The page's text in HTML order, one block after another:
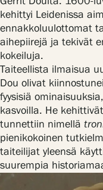
kehittyi Leidenissa
ennakkoluulottomat
aihepiirejä ja tekivät
kokeiluja.
Taiteellista ilmaisua
Dou olivat
fyysisiä
kasvoilla. He
tunnettiin nimellä
pienikokoinen
taiteilijat yleensä
suurempia